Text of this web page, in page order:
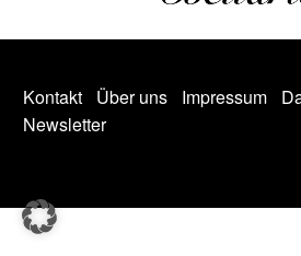
Kontakt Über uns Impressum
Newsletter